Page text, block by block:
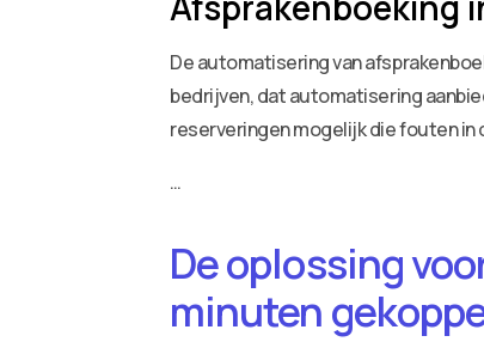
De automatisering van
bedrijven, dat automatisering
reserveringen mogelijk die fouten in
…
De oplossing
minuten